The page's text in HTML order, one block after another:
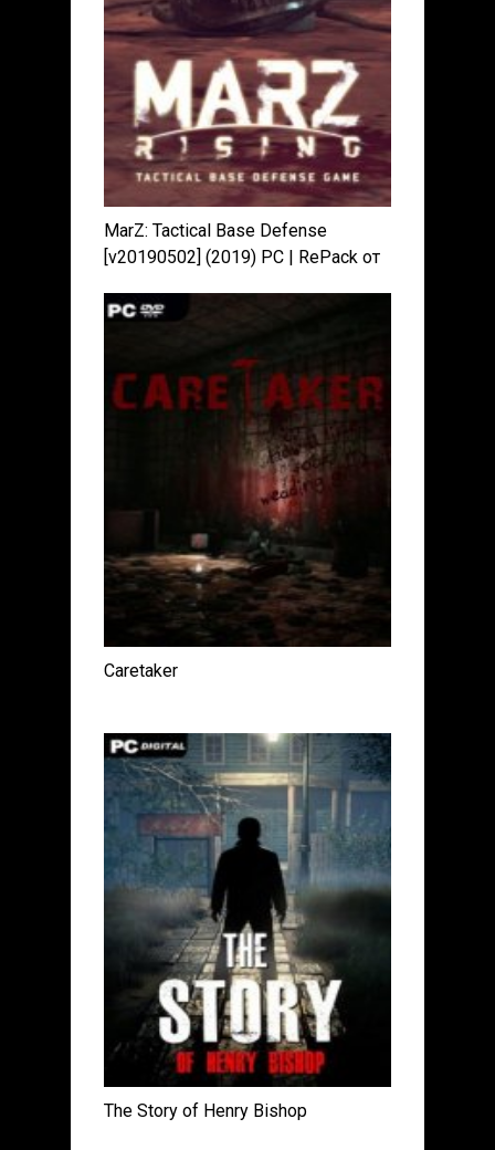
MarZ: Tactical Base Defense
[v20190502] (2019) PC | RePack от
Caretaker
The Story of Henry Bishop